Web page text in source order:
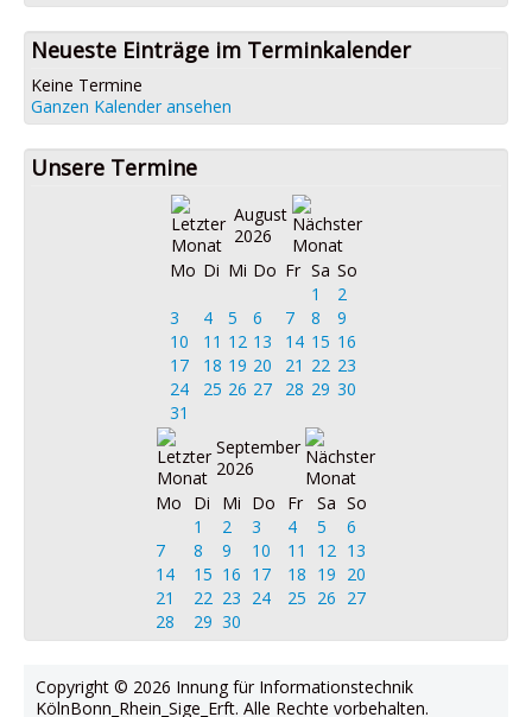
Neueste Einträge im Terminkalender
Keine Termine
Ganzen Kalender ansehen
Unsere Termine
August
2026
Mo Di Mi Do Fr Sa So
1
2
3
4 5 6 7 8
9
10
11 12 13 14 15 16
17
18 19 20 21 22 23
24
25 26 27 28 29 30
31
September
2026
Mo
Di Mi Do Fr Sa So
1
2 3 4 5
6
7
8 9 10 11 12 13
14
15 16 17 18 19 20
21
22 23 24 25 26 27
28
29 30
Copyright © 2026 Innung für Informationstechnik
KölnBonn_Rhein_Sige_Erft. Alle Rechte vorbehalten.